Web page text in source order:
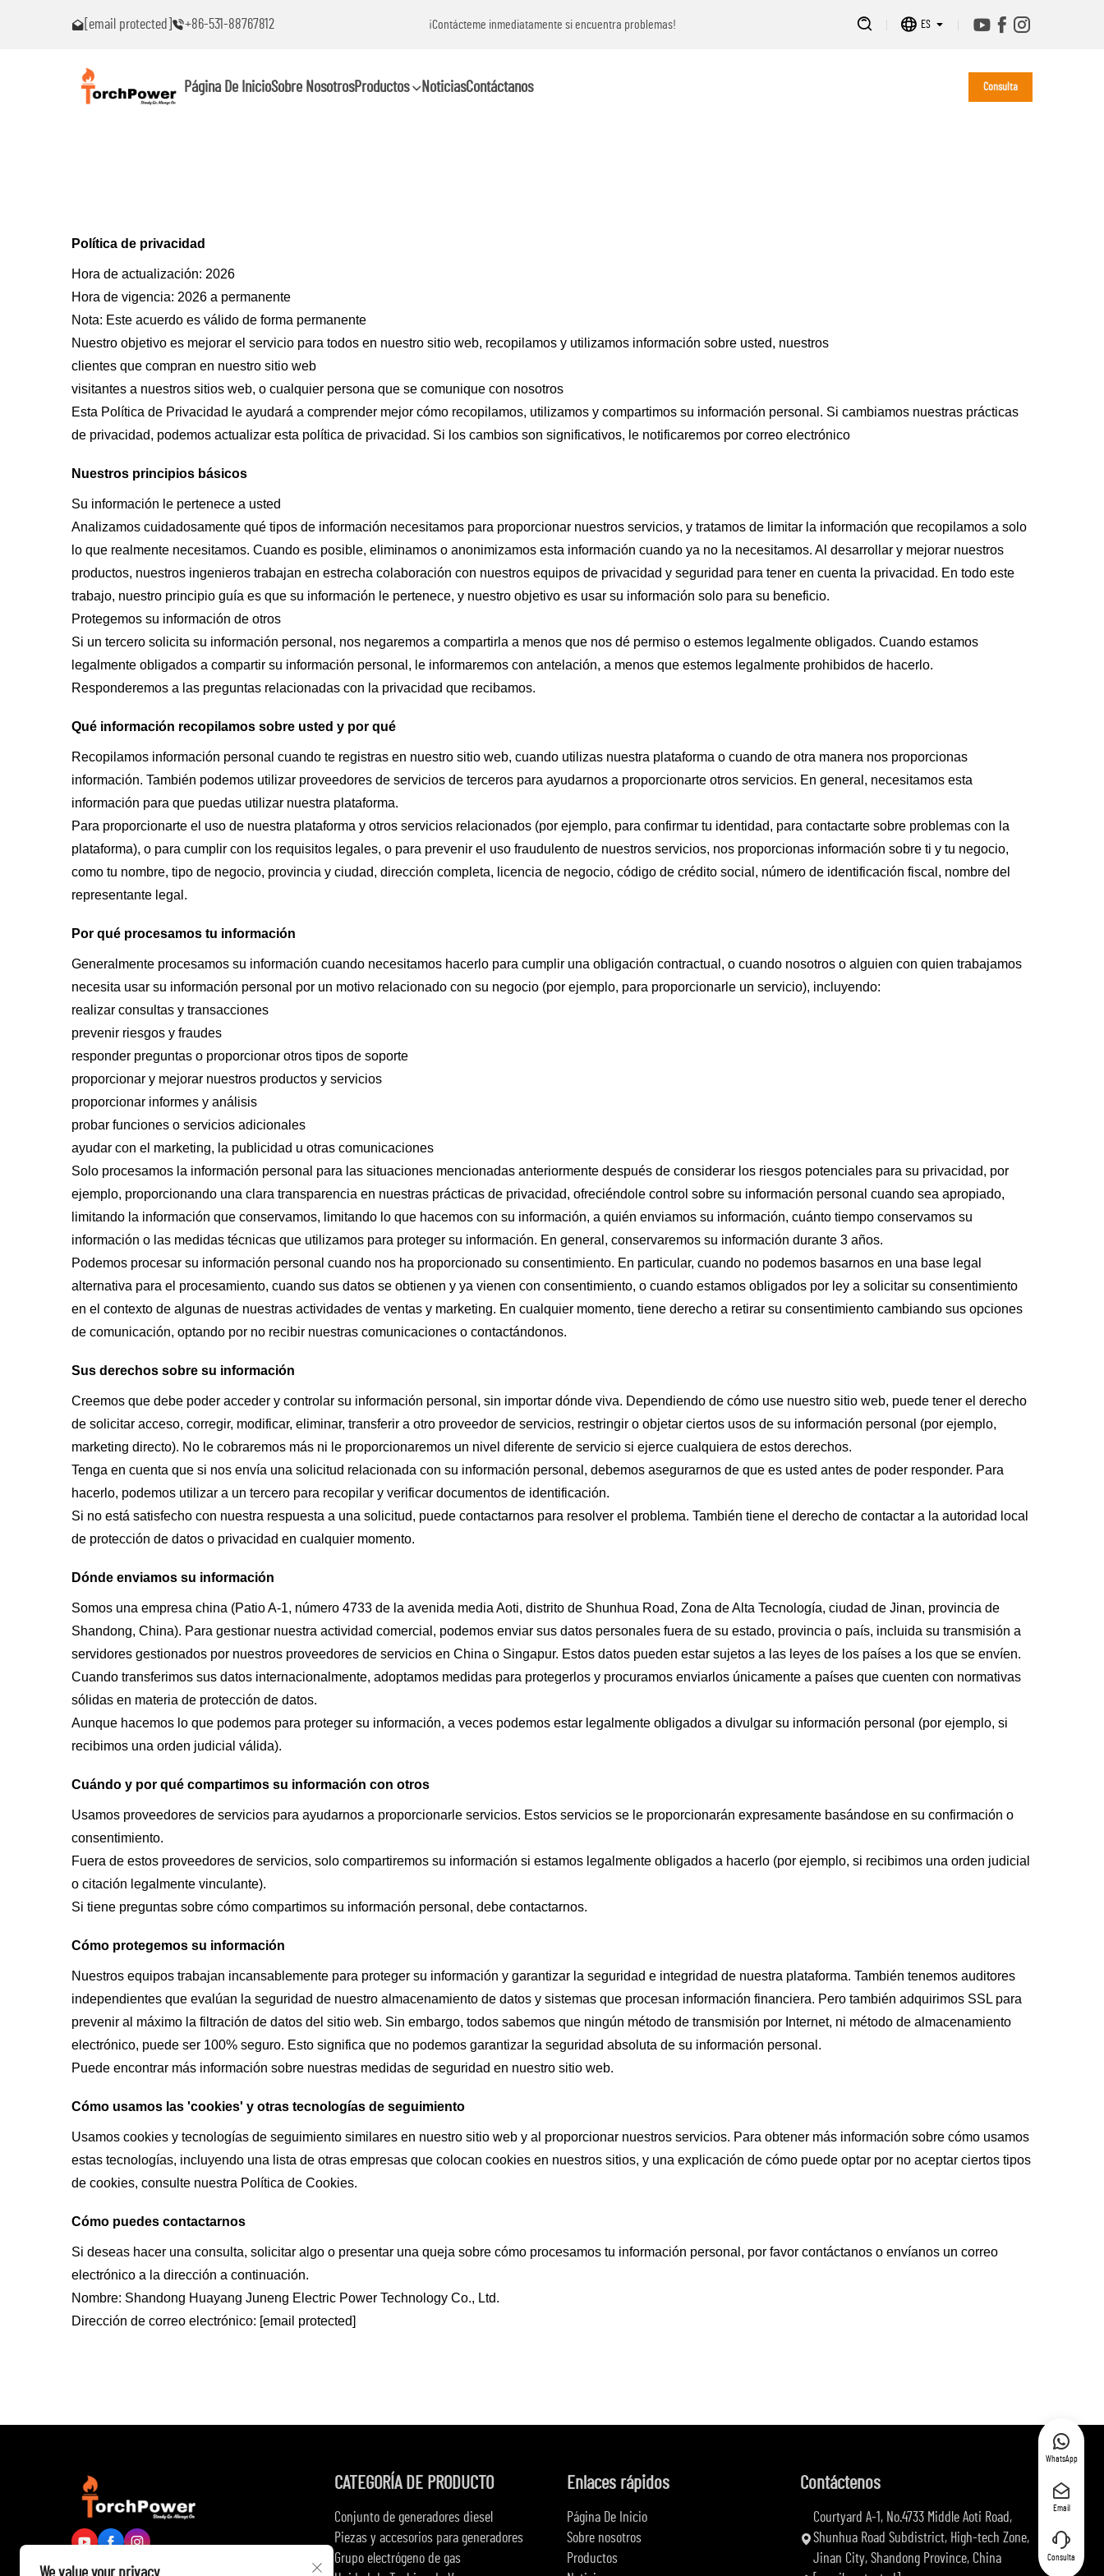
[email protected] +86-531-88767812
¡Contácteme inmediatamente si encuentra problemas! ¡Contácteme inmediatamente si encuentra problemas! ES
Página De InicioSobre NosotrosProductos NoticiasContáctanos Consulta
Política de privacidad
Hora de actualización: 2026
Hora de vigencia: 2026 a permanente
Nota: Este acuerdo es válido de forma permanente
Nuestro objetivo es mejorar el servicio para todos en nuestro sitio web, recopilamos y utilizamos información sobre usted, nuestros
clientes que compran en nuestro sitio web
visitantes a nuestros sitios web, o cualquier persona que se comunique con nosotros
Esta Política de Privacidad le ayudará a comprender mejor cómo recopilamos, utilizamos y compartimos su información personal. Si cambiamos nuestras prácticas
de privacidad, podemos actualizar esta política de privacidad. Si los cambios son significativos, le notificaremos por correo electrónico
Nuestros principios básicos
Su información le pertenece a usted
Analizamos cuidadosamente qué tipos de información necesitamos para proporcionar nuestros servicios, y tratamos de limitar la información que recopilamos a solo
lo que realmente necesitamos. Cuando es posible, eliminamos o anonimizamos esta información cuando ya no la necesitamos. Al desarrollar y mejorar nuestros
productos, nuestros ingenieros trabajan en estrecha colaboración con nuestros equipos de privacidad y seguridad para tener en cuenta la privacidad. En todo este
trabajo, nuestro principio guía es que su información le pertenece, y nuestro objetivo es usar su información solo para su beneficio.
Protegemos su información de otros
Si un tercero solicita su información personal, nos negaremos a compartirla a menos que nos dé permiso o estemos legalmente obligados. Cuando estamos
legalmente obligados a compartir su información personal, le informaremos con antelación, a menos que estemos legalmente prohibidos de hacerlo.
Responderemos a las preguntas relacionadas con la privacidad que recibamos.
Qué información recopilamos sobre usted y por qué
Recopilamos información personal cuando te registras en nuestro sitio web, cuando utilizas nuestra plataforma o cuando de otra manera nos proporcionas
información. También podemos utilizar proveedores de servicios de terceros para ayudarnos a proporcionarte otros servicios. En general, necesitamos esta
información para que puedas utilizar nuestra plataforma.
Para proporcionarte el uso de nuestra plataforma y otros servicios relacionados (por ejemplo, para confirmar tu identidad, para contactarte sobre problemas con la
plataforma), o para cumplir con los requisitos legales, o para prevenir el uso fraudulento de nuestros servicios, nos proporcionas información sobre ti y tu negocio,
como tu nombre, tipo de negocio, provincia y ciudad, dirección completa, licencia de negocio, código de crédito social, número de identificación fiscal, nombre del
representante legal.
Por qué procesamos tu información
Generalmente procesamos su información cuando necesitamos hacerlo para cumplir una obligación contractual, o cuando nosotros o alguien con quien trabajamos
necesita usar su información personal por un motivo relacionado con su negocio (por ejemplo, para proporcionarle un servicio), incluyendo:
realizar consultas y transacciones
prevenir riesgos y fraudes
responder preguntas o proporcionar otros tipos de soporte
proporcionar y mejorar nuestros productos y servicios
proporcionar informes y análisis
probar funciones o servicios adicionales
ayudar con el marketing, la publicidad u otras comunicaciones
Solo procesamos la información personal para las situaciones mencionadas anteriormente después de considerar los riesgos potenciales para su privacidad, por
ejemplo, proporcionando una clara transparencia en nuestras prácticas de privacidad, ofreciéndole control sobre su información personal cuando sea apropiado,
limitando la información que conservamos, limitando lo que hacemos con su información, a quién enviamos su información, cuánto tiempo conservamos su
información o las medidas técnicas que utilizamos para proteger su información. En general, conservaremos su información durante 3 años.
Podemos procesar su información personal cuando nos ha proporcionado su consentimiento. En particular, cuando no podemos basarnos en una base legal
alternativa para el procesamiento, cuando sus datos se obtienen y ya vienen con consentimiento, o cuando estamos obligados por ley a solicitar su consentimiento
en el contexto de algunas de nuestras actividades de ventas y marketing. En cualquier momento, tiene derecho a retirar su consentimiento cambiando sus opciones
de comunicación, optando por no recibir nuestras comunicaciones o contactándonos.
Sus derechos sobre su información
Creemos que debe poder acceder y controlar su información personal, sin importar dónde viva. Dependiendo de cómo use nuestro sitio web, puede tener el derecho
de solicitar acceso, corregir, modificar, eliminar, transferir a otro proveedor de servicios, restringir o objetar ciertos usos de su información personal (por ejemplo,
marketing directo). No le cobraremos más ni le proporcionaremos un nivel diferente de servicio si ejerce cualquiera de estos derechos.
Tenga en cuenta que si nos envía una solicitud relacionada con su información personal, debemos asegurarnos de que es usted antes de poder responder. Para
hacerlo, podemos utilizar a un tercero para recopilar y verificar documentos de identificación.
Si no está satisfecho con nuestra respuesta a una solicitud, puede contactarnos para resolver el problema. También tiene el derecho de contactar a la autoridad local
de protección de datos o privacidad en cualquier momento.
Dónde enviamos su información
Somos una empresa china (Patio A-1, número 4733 de la avenida media Aoti, distrito de Shunhua Road, Zona de Alta Tecnología, ciudad de Jinan, provincia de
Shandong, China). Para gestionar nuestra actividad comercial, podemos enviar sus datos personales fuera de su estado, provincia o país, incluida su transmisión a
servidores gestionados por nuestros proveedores de servicios en China o Singapur. Estos datos pueden estar sujetos a las leyes de los países a los que se envíen.
Cuando transferimos sus datos internacionalmente, adoptamos medidas para protegerlos y procuramos enviarlos únicamente a países que cuenten con normativas
sólidas en materia de protección de datos.
Aunque hacemos lo que podemos para proteger su información, a veces podemos estar legalmente obligados a divulgar su información personal (por ejemplo, si
recibimos una orden judicial válida).
Cuándo y por qué compartimos su información con otros
Usamos proveedores de servicios para ayudarnos a proporcionarle servicios. Estos servicios se le proporcionarán expresamente basándose en su confirmación o
consentimiento.
Fuera de estos proveedores de servicios, solo compartiremos su información si estamos legalmente obligados a hacerlo (por ejemplo, si recibimos una orden judicial
o citación legalmente vinculante).
Si tiene preguntas sobre cómo compartimos su información personal, debe contactarnos.
Cómo protegemos su información
Nuestros equipos trabajan incansablemente para proteger su información y garantizar la seguridad e integridad de nuestra plataforma. También tenemos auditores
independientes que evalúan la seguridad de nuestro almacenamiento de datos y sistemas que procesan información financiera. Pero también adquirimos SSL para
prevenir al máximo la filtración de datos del sitio web. Sin embargo, todos sabemos que ningún método de transmisión por Internet, ni método de almacenamiento
electrónico, puede ser 100% seguro. Esto significa que no podemos garantizar la seguridad absoluta de su información personal.
Puede encontrar más información sobre nuestras medidas de seguridad en nuestro sitio web.
Cómo usamos las 'cookies' y otras tecnologías de seguimiento
Usamos cookies y tecnologías de seguimiento similares en nuestro sitio web y al proporcionar nuestros servicios. Para obtener más información sobre cómo usamos
estas tecnologías, incluyendo una lista de otras empresas que colocan cookies en nuestros sitios, y una explicación de cómo puede optar por no aceptar ciertos tipos
de cookies, consulte nuestra Política de Cookies.
Cómo puedes contactarnos
Si deseas hacer una consulta, solicitar algo o presentar una queja sobre cómo procesamos tu información personal, por favor contáctanos o envíanos un correo
electrónico a la dirección a continuación.
Nombre: Shandong Huayang Juneng Electric Power Technology Co., Ltd.
Dirección de correo electrónico: [email protected]
CATEGORÍA DE PRODUCTO
Conjunto de generadores diesel
Piezas y accesorios para generadores
Grupo electrógeno de gas
Enlaces rápidos
Página De Inicio
Sobre nosotros
Productos
Contáctenos
Courtyard A-1, No.4733 Middle Aoti Road,
Shunhua Road Subdistrict, High-tech Zone,
Jinan City, Shandong Province, China
WhatsApp
Email
Consulta
We value your privacy